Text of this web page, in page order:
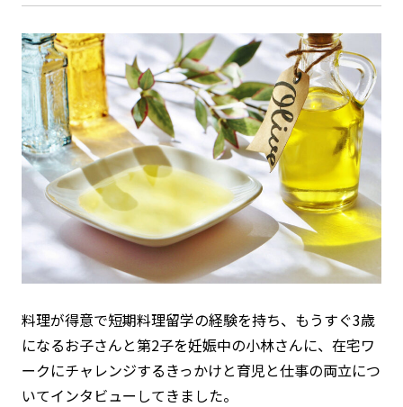
料理が得意で短期料理留学の経験を持ち、もうすぐ3歳
になるお子さんと第2子を妊娠中の小林さんに、在宅ワ
ークにチャレンジするきっかけと育児と仕事の両立につ
いてインタビューしてきました。